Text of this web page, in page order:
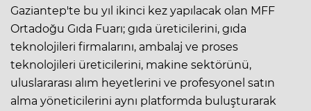
Gaziantep'te bu yıl ikinci kez yapılacak olan MFF
Ortadoğu Gıda Fuarı; gıda üreticilerini, gıda
teknolojileri firmalarını, ambalaj ve proses
teknolojileri üreticilerini, makine sektörünü,
uluslararası alım heyetlerini ve profesyonel satın
alma yöneticilerini aynı platformda buluşturarak